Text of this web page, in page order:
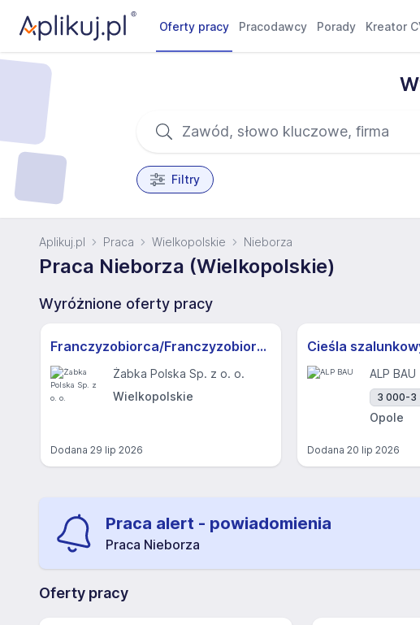
Oferty pracy Pracodawcy Porady Kreator
Filtry
Aplikuj.pl Praca Wielkopolskie Nieborza
Praca Nieborza (Wielkopolskie)
Wyróżnione oferty pracy
Franczyzobiorca/Franczyzobiorczyni sklepu Żabka
Żabka Polska Sp. z o. o.
Wielkopolskie
Dodana 29 lip 2026
Cieśla
ALP BAU
3 000-3
Opole
Dodana 20 lip 2026
Praca alert - powiadomienia
Praca Nieborza
Oferty pracy